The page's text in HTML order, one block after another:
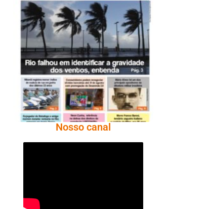
Ano X – Número 366
01 A 07 De Agosto De
2026
Nosso canal